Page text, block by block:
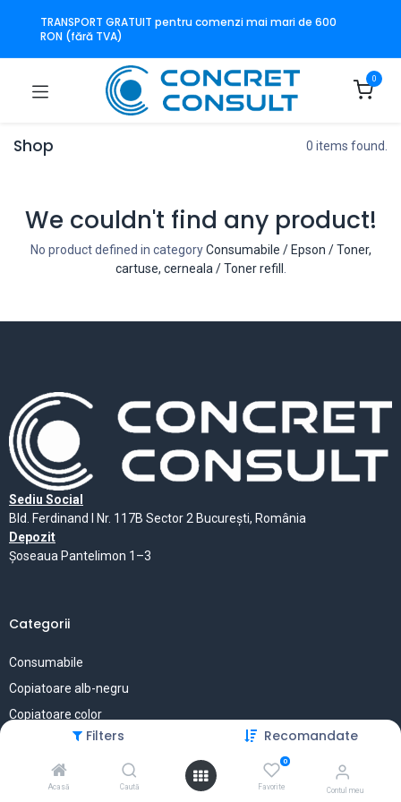
Filters Recomandate
Acasă Caută
0
Favorite Contul meu
TRANSPORT GRATUIT pentru comenzi mai mari de 600
RON (fără TVA)
0
Shop 0 items found.
We couldn't find any product!
No product defined in categoryConsumabile / Epson / Toner,
cartuse, cerneala / Toner refill
Sediu Social
Bld. Ferdinand I Nr. 117B Sector 2 București, România
Depozit
Șoseaua Pantelimon 1–3
Categorii
Consumabile
Copiatoare alb-negru
Copiatoare color
Accesorii Service